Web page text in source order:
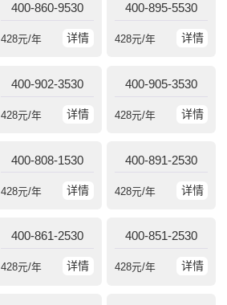
400-860-9530
详情
428元/年
400-895-5530
详情
428元/年
400-902-3530
详情
428元/年
400-905-3530
详情
428元/年
400-808-1530
详情
428元/年
400-891-2530
详情
428元/年
400-861-2530
详情
428元/年
400-851-2530
详情
428元/年